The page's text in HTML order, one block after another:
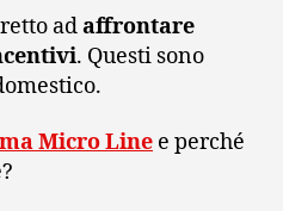
adaffrontare
. Questi sono
MicroLine e perché